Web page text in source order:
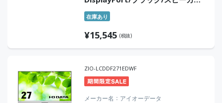
あり/IPS方式/昇降/回転/角度調整/3
年保証
在庫あり
¥15,545 (税抜)
ZIO-LCDDF271EDWF
メーカー名 アイオーデータ